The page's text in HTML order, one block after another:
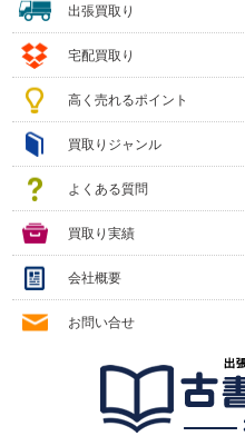
出張買取り
宅配買取り
高く売れるポイント
買取りジャンル
よくある質問
買取り実績
会社概要
お問い合せ